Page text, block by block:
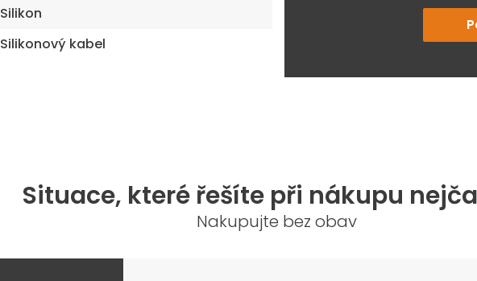
Silikon
Silikonový kabel
Situace, které řešíte při nákupu
Nakupujte bez obav